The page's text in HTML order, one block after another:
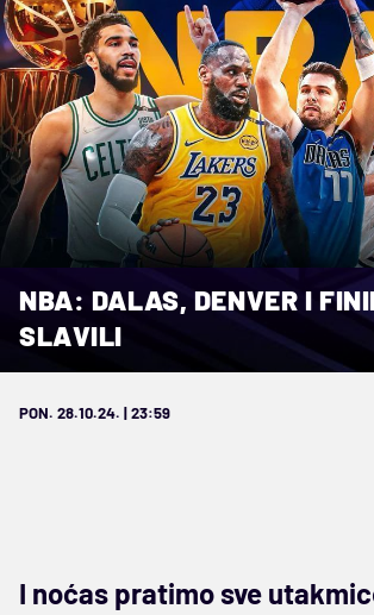
NBA: DALAS, DENVER I
SLAVILI
PON. 28.10.24. | 23:59
I noćas pratimo sve